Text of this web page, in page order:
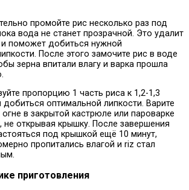
промойте рис несколько раз под
вода не станет прозрачной. Это удалит
и поможет добиться нужной
После этого замочите рис в воде
зерна впитали влагу и варка прошла
пропорцию 1 часть риса к 1,2-1,3
оптимальной липкости. Варите
в закрытой кастрюле или пароварке
не открывая крышку. После завершения
под крышкой ещё 10 минут,
пропитались влагой и riz стал
приготовления